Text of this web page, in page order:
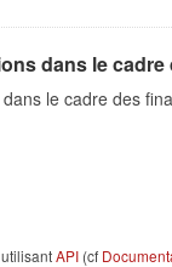
dans le
le cadre des
API (cf